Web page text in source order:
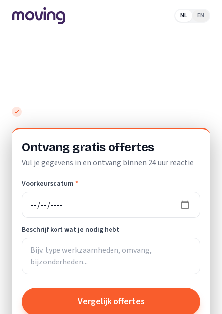
NL EN
Ontvang gratis offertes
Vul je gegevens in en ontvang binnen 24 uur reactie
Voorkeursdatum *
Beschrijf kort wat je nodig hebt
Vergelijk offertes